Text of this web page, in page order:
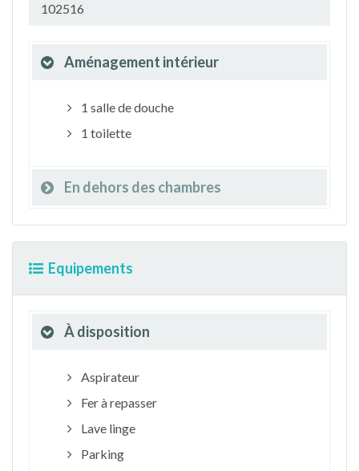
102516
Aménagement intérieur
1 salle de douche
1 toilette
En dehors des chambres
Equipements
À disposition
Aspirateur
Fer à repasser
Lave linge
Parking